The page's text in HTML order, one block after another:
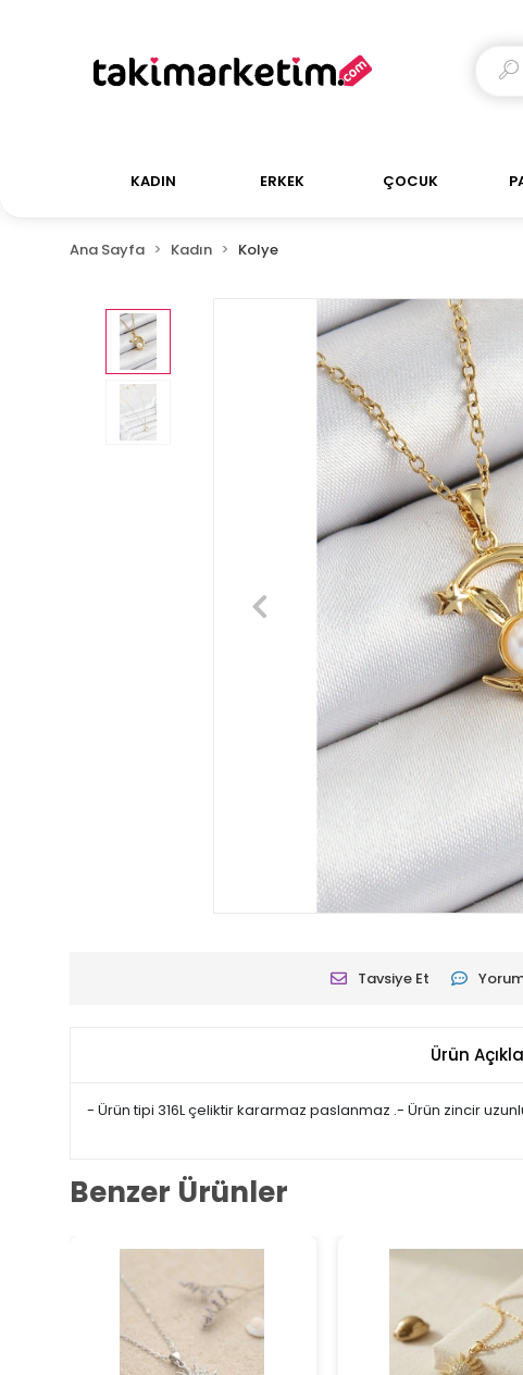
KADIN ERKEK ÇOCUK
Ana Sayfa Kadın Kolye
Tavsiye Et
Ürün
- Ürün tipi 316L çeliktir kararmaz paslanmaz .- Ürün zincir
Benzer Ürünler